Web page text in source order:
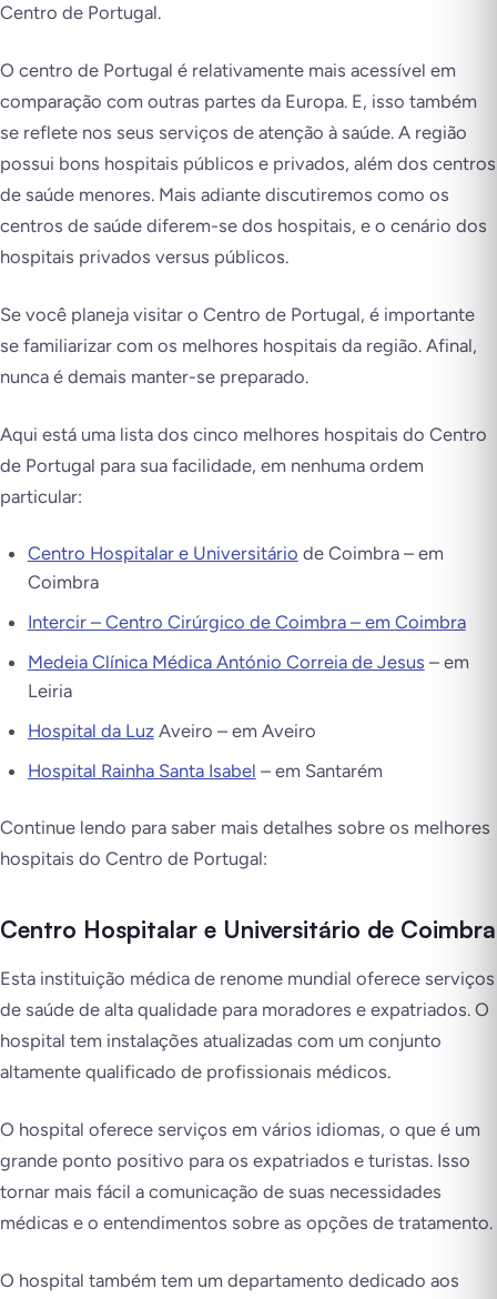
Centro de Portugal.
O centro de Portugal é relativamente mais acessível em
comparação com outras partes da Europa. E, isso também
se reflete nos seus serviços de atenção à saúde. A região
possui bons hospitais públicos e privados, além dos centros
de saúde menores. Mais adiante discutiremos como os
centros de saúde diferem-se dos hospitais, e o cenário dos
hospitais privados versus públicos.
Se você planeja visitar o Centro de Portugal, é importante
se familiarizar com os melhores hospitais da região. Afinal,
nunca é demais manter-se preparado.
Aqui está uma lista dos cinco melhores hospitais do Centro
de Portugal para sua facilidade, em nenhuma ordem
particular:
Centro Hospitalar e Universitário de Coimbra – em
Coimbra
Intercir – Centro Cirúrgico de Coimbra – em Coimbra
Medeia Clínica Médica António Correia de Jesus – em
Leiria
Hospital da LuzAveiro – em Aveiro
Hospital Rainha Santa Isabel – em Santarém
Continue lendo para saber mais detalhes sobre os melhores
hospitais do Centro de Portugal:
Centro Hospitalar e Universitário de Coimbra
Esta instituição médica de renome mundial oferece serviços
de saúde de alta qualidade para moradores e expatriados. O
hospital tem instalações atualizadas com um conjunto
altamente qualificado de profissionais médicos.
O hospital oferece serviços em vários idiomas, o que é um
grande ponto positivo para os expatriados e turistas. Isso
tornar mais fácil a comunicação de suas necessidades
médicas e o entendimentos sobre as opções de tratamento.
O hospital também tem um departamento dedicado aos